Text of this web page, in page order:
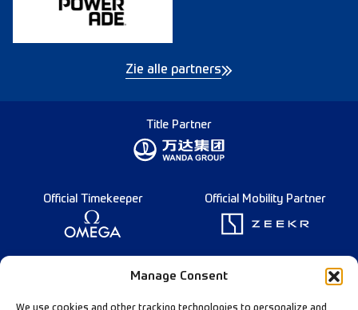
Manage Consent
Zie alle partners
Title Partner
Official Timekeeper Official Mobility Partner
Founding Partner